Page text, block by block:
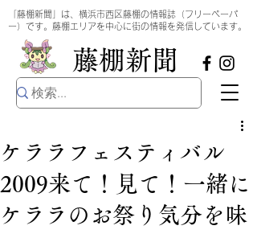
​藤棚新聞
「藤棚新聞」は、横浜市西区藤棚の情報誌（フリーペーパ
ー）です。藤棚エリアを中心に街の情報を発信しています。
ケララフェスティバル
2009来て！見て！一緒に
ケララのお祭り気分を味